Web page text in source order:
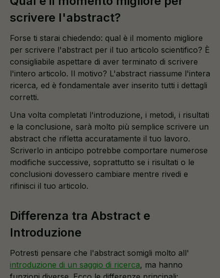
scrivere l'abstract?
Forse ti starai chiedendo: qual è il momento migliore
per scrivere l'abstract per il tuo articolo scientifico? È
consigliabile aspettare di aver terminato di scrivere
l'intero articolo. Il motivo? L'abstract riassume l'intera
ricerca, ed è fondamentale aver inserito tutti i dettagli
corretti.
Una volta completati l'introduzione, i metodi, i risultati
e la conclusione, sarà molto più semplice scrivere un
abstract che rifletta accuratamente il tuo lavoro.
Scriverlo in anticipo potrebbe comportare numerose
modifiche successive, soprattutto se i risultati o le
conclusioni dovessero cambiare mentre rivedi e
rifinisci il tuo articolo.
Differenza tra Abstract e
Introduzione
Potresti pensare che l'abstract somigli molto all'
introduzione di un saggio di ricerca, ma hanno